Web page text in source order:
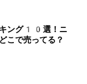
キング10選！ニ
こで売ってる？